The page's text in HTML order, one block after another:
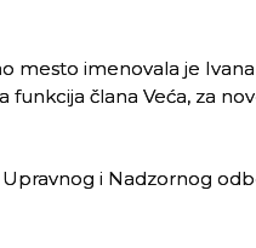
mesto imenovala je
člana Veća, za
i Nadzornog